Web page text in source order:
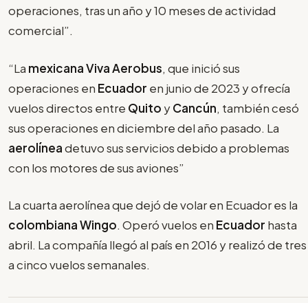
operaciones, tras un año y 10 meses de actividad
comercial”.
“La mexicana Viva Aerobus, que inició sus
operaciones en Ecuador en junio de 2023 y ofrecía
vuelos directos entre Quito yCancún, también cesó
sus operaciones en diciembre del año pasado. La
aerolíneadetuvo sus servicios debido a problemas
con los motores de sus aviones”
La cuarta aerolínea que dejó de volar en Ecuador es la
colombiana Wingo. Operó vuelos en Ecuador hasta
abril. La compañía llegó al país en 2016 y realizó de tres
a cinco vuelos semanales.